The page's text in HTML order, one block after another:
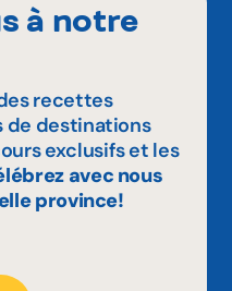
à notre
recettes
de destinations
exclusifs et les
avec nous
province!